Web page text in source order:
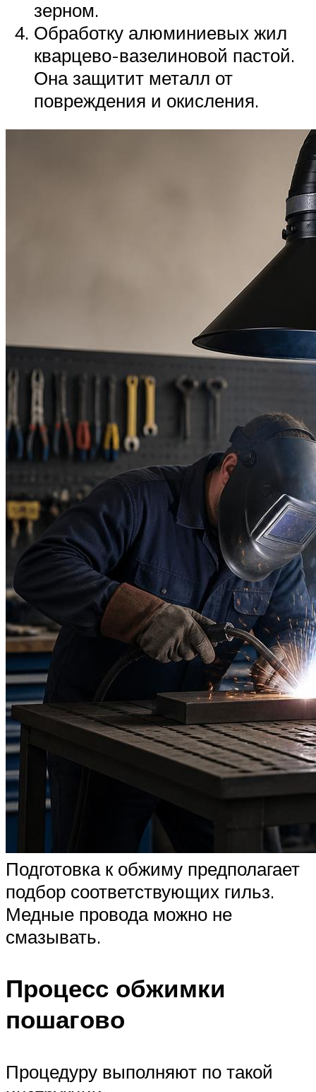
зерном.
Обработку алюминиевых жил
кварцево-вазелиновой пастой.
Она защитит металл от
повреждения и окисления.
Подготовка к обжиму предполагает
подбор соответствующих гильз.
Медные провода можно не
смазывать.
Процесс обжимки
пошагово
Процедуру выполняют по такой